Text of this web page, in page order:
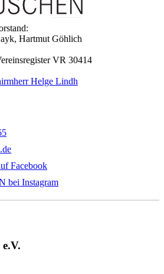
Hartmut Göhlich
VR 30414
Helge Lindh
Facebook
bei Instagram